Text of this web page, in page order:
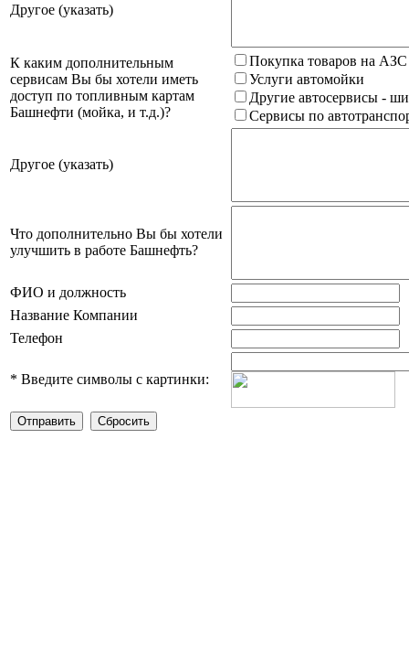
Другое (указать)
К каким дополнительным
сервисам Вы бы хотели иметь
доступ по топливным картам
Башнефти (мойка, и т.д.)?
Покупка товаров на
Услуги автомойки
Другие автосервисы -
Сервисы по
Другое (указать)
Что дополнительно Вы бы хотели
улучшить в работе Башнефть?
ФИО и должность
Название Компании
Телефон
* Введите символы с картинки: